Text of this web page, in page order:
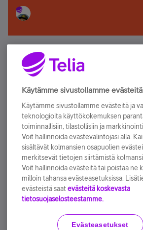
Älä jää paitsi – osallistu ja
Tilaa Telian uutiskirje ja olet mukana
sähköpostiisi.
Tilaa nyt
Käyttöehdot Accessibility
Käytämme sivustollamme evästeitä
Käytämme sivustollamme evästeitä ja
teknologioita käyttökokemuksen
toiminnallisiin, tilastollisiin ja
Voit hallinnoida evästevalintojasi alla.
sisältävät kolmansien osapuolien
merkitsevät tietojen siirtämistä
Voit hallinnoida evästeitä tai poistaa ne
milloin tahansa evästeasetuksissa.
evästeistä saat evästeitä koskevasta
tietosuojaselosteestamme.
Evästeasetukset